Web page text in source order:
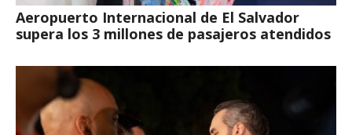
Aeropuerto Internacional de El Salvador
supera los 3 millones de pasajeros atendidos